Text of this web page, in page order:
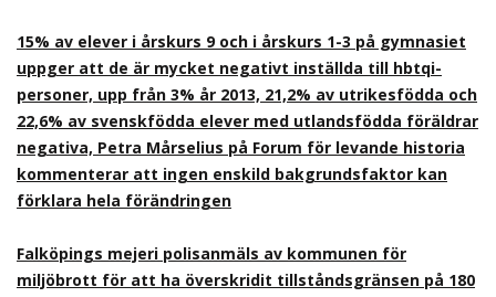
15% av elever i årskurs 9 och i årskurs 1-3 på gymnasiet
uppger att de är mycket negativt inställda till hbtqi-
personer, upp från 3% år 2013, 21,2% av utrikesfödda och
22,6% av svenskfödda elever med utlandsfödda föräldrar
negativa, Petra Mårselius på Forum för levande historia
kommenterar att ingen enskild bakgrundsfaktor kan
förklara hela förändringen
Falköpings mejeri polisanmäls av kommunen för
miljöbrott för att ha överskridit tillståndsgränsen på 180